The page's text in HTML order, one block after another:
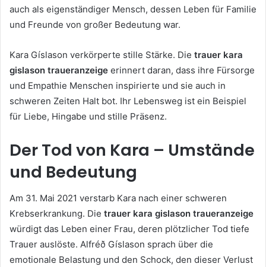
auch als eigenständiger Mensch, dessen Leben für Familie
und Freunde von großer Bedeutung war.
Kara Gíslason verkörperte stille Stärke. Die trauer kara
gislason traueranzeige erinnert daran, dass ihre Fürsorge
und Empathie Menschen inspirierte und sie auch in
schweren Zeiten Halt bot. Ihr Lebensweg ist ein Beispiel
für Liebe, Hingabe und stille Präsenz.
Der Tod von Kara – Umstände
und Bedeutung
Am 31. Mai 2021 verstarb Kara nach einer schweren
Krebserkrankung. Die trauer kara gislason traueranzeige
würdigt das Leben einer Frau, deren plötzlicher Tod tiefe
Trauer auslöste. Alf­réð Gíslason sprach über die
emotionale Belastung und den Schock, den dieser Verlust